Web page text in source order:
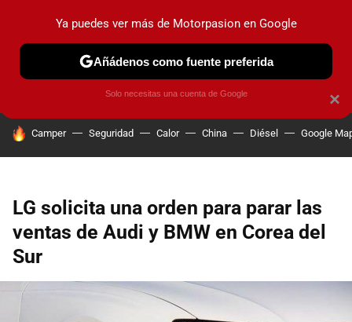
PRUEBAS COCHES ELÉCTRICOS OBSERVATORIO
HOY SE HABLA DE
Camper Seguridad Calor China Diésel Google
LG solicita una orden para parar las
ventas de Audi y BMW en Corea del
Sur
×
Ya puedes ver más de Motorpasion en Google
Añádenos como fuente preferida
Solo necesitas una cuenta de Google